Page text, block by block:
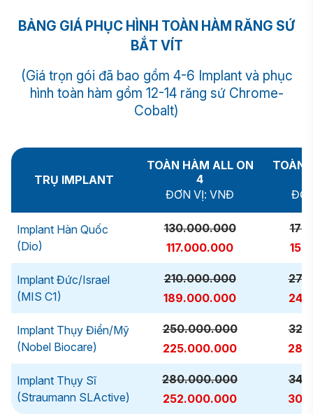
BẢNG GIÁ PHỤC HÌNH TOÀN HÀM RĂNG SỨ
BẮT VÍT
(Giá trọn gói đã bao gồm 4-6 Implant và phục
hình toàn hàm gồm 12-14 răng sứ Chrome-
Cobalt)
TRỤ IMPLANT
TOÀN HÀM ALL ON
4
ĐƠN VỊ: VNĐ
TOÀN
Implant Hàn Quốc
(Dio)
130.000.000
117.000.000
Implant Đức/Israel
(MIS C1)
210.000.000
189.000.000
Implant Thụy Điển/Mỹ
(Nobel Biocare)
250.000.000
225.000.000
Implant Thụy Sĩ
(Straumann SLActive)
280.000.000
252.000.000